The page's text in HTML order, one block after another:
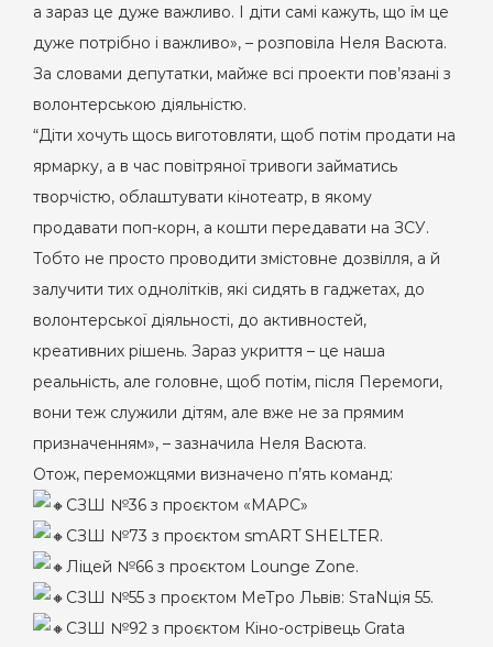
а зараз це дуже важливо. І діти самі кажуть, що їм це
дуже потрібно і важливо», – розповіла Неля Васюта.
За словами депутатки, майже всі проекти пов’язані з
волонтерською діяльністю.
“Діти хочуть щось виготовляти, щоб потім продати на
ярмарку, а в час повітряної тривоги займатись
творчістю, облаштувати кінотеатр, в якому
продавати поп-корн, а кошти передавати на ЗСУ.
Тобто не просто проводити змістовне дозвілля, а й
залучити тих однолітків, які сидять в гаджетах, до
волонтерської діяльності, до активностей,
креативних рішень. Зараз укриття – це наша
реальність, але головне, щоб потім, після Перемоги,
вони теж служили дітям, але вже не за прямим
призначенням», – зазначила Неля Васюта.
Отож, переможцями визначено п’ять команд:
СЗШ №36 з проєктом «МАРС»
СЗШ №73 з проєктом smART SHELTER.
Ліцей №66 з проєктом Lounge Zone.
СЗШ №55 з проєктом МеТро Львів: SтаNція 55.
СЗШ №92 з проєктом Кіно-острівець Grata